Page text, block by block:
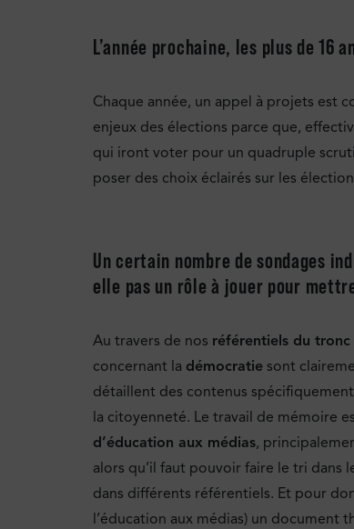
L’année prochaine, les plus de
Chaque année, un appel à projets est
enjeux des élections parce que,
qui iront voter pour un quadruple
poser des choix éclairés sur les
Un certain nombre de sondages
elle pas un rôle à jouer pour
Au travers de nos référentiels du tronc
concernant la démocratie sont
détaillent des contenus
la citoyenneté. Le travail de mémoire
d’éducation aux médias,
alors qu’il faut pouvoir faire le tri dans
dans différents référentiels. Et pour
l’éducation aux médias) un document